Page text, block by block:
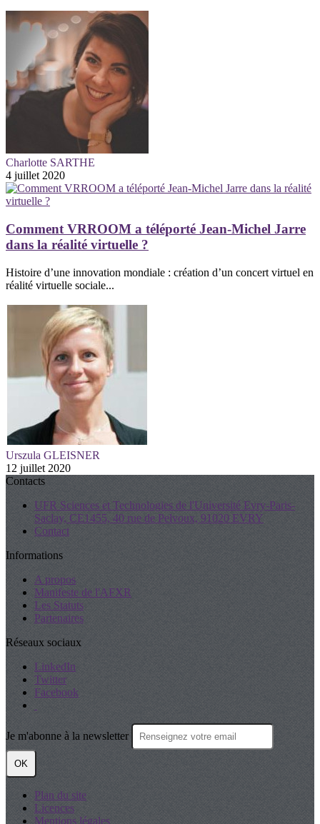
Charlotte SARTHE
4 juillet 2020
Comment VRROOM a téléporté Jean-Michel Jarre
dans la réalité virtuelle ?
Histoire d’une innovation mondiale : création d’un concert virtuel en
réalité virtuelle sociale...
Urszula GLEISNER
12 juillet 2020
Contacts
UFR Sciences et Technologies de l'Université Evry-Paris-
Saclay, CE1455, 40 rue de Pelvoux, 91020 EVRY
Contact
Informations
A propos
Manifeste de l'AFXR
Les Statuts
Partenaires
Réseaux sociaux
LinkedIn
Twitter
Facebook
Je m'abonne à la newsletter
OK
Plan du site
Licences
Mentions légales